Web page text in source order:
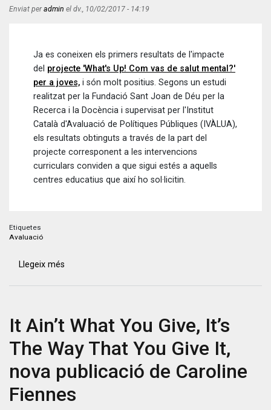
Enviat peradmin el dv., 10/02/2017 - 14:19
Ja es coneixen els primers resultats de l'impacte
del projecte 'What's Up! Com vas de salut mental?'
per a joves, i són molt positius. Segons un estudi
realitzat per la Fundació Sant Joan de Déu per la
Recerca i la Docència i supervisat per l'Institut
Català d'Avaluació de Polítiques Públiques (IVÀLUA),
els resultats obtinguts a través de la part del
projecte corresponent a les intervencions
curriculars conviden a que sigui estés a aquells
centres educatius que així ho sol·licitin.
Etiquetes
Avaluació
Llegeix més
el
projecte
“What's
Up!
Com
vas
de
It Ain’t What You Give, It’s
The Way That You Give It,
nova publicació de Caroline
Fiennes